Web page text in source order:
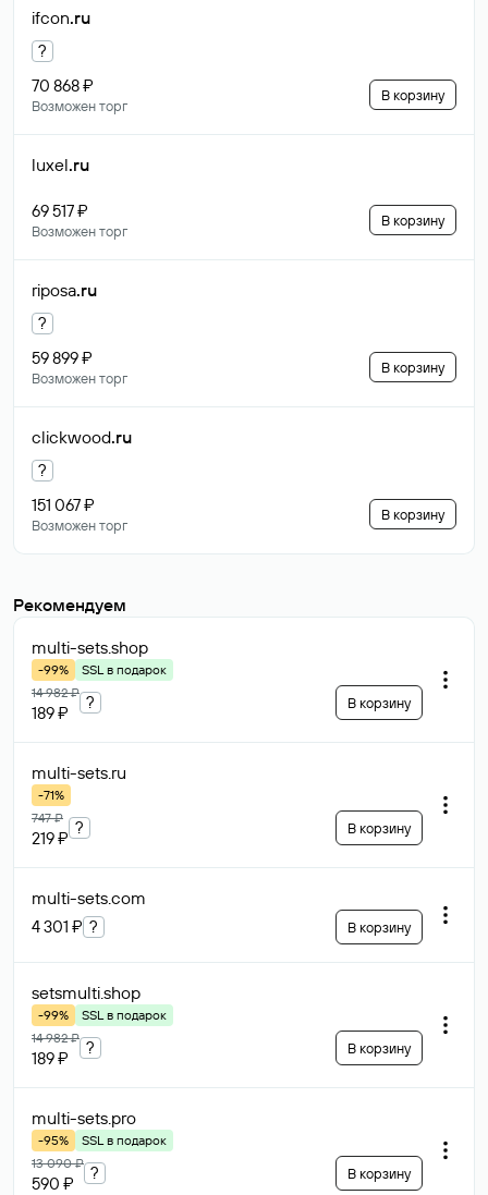
ifcon.ru
?
70 868 ₽
Возможен торг
В корзину
luxel.ru
69 517 ₽
Возможен торг
В корзину
riposa.ru
?
59 899 ₽
Возможен торг
В корзину
clickwood.ru
?
151 067 ₽
Возможен торг
В корзину
Рекомендуем
multi-sets.shop
-99%
SSL в подарок
14 982 ₽
189 ₽
? В корзину
multi-sets.ru
-71%
747 ₽
219 ₽
? В корзину
multi-sets.com
4 301 ₽ ? В корзину
setsmulti.shop
-99%
SSL в подарок
14 982 ₽
189 ₽
? В корзину
multi-sets.pro
-95%
SSL в подарок
13 090 ₽
590 ₽
? В корзину